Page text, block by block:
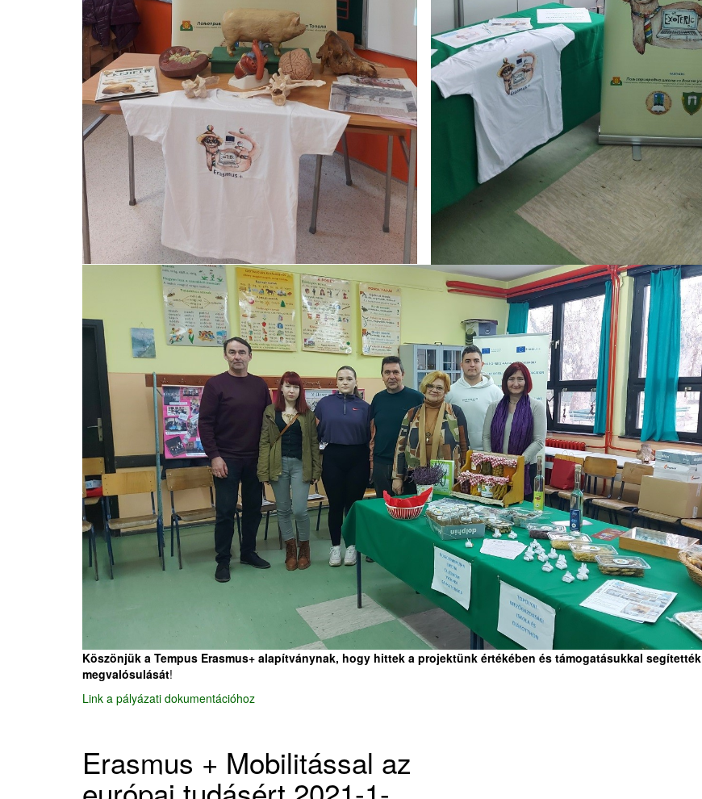
Köszönjük a Tempus Erasmus+ alapítványnak, hogy hittek a projektünk értékében és támogatásukkal segítették
megvalósulását!
Link a pályázati dokumentációhoz
Erasmus + Mobilitással az